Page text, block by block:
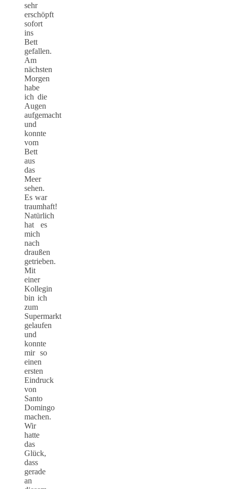
sehr
erschöpft
sofort
ins
Bett
gefallen.
Am
nächsten
Morgen
habe
ich die
Augen
aufgemacht
und
konnte
vom
Bett
aus
das
Meer
sehen.
Es war
traumhaft!
Natürlich
hat es
mich
nach
draußen
getrieben.
Mit
einer
Kollegin
bin ich
zum
Supermarkt
gelaufen
und
konnte
mir so
einen
ersten
Eindruck
von
Santo
Domingo
machen.
Wir
hatte
das
Glück,
dass
gerade
an